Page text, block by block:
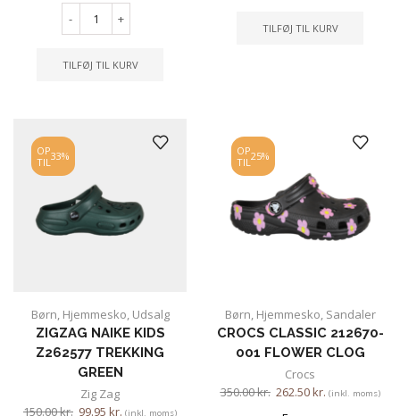
- +
TILFØJ TIL KURV
TILFØJ TIL KURV
OP
TIL 33%
Børn, Hjemmesko, Udsalg
ZIGZAG NAIKE KIDS
Z262577 TREKKING
GREEN
Zig Zag
150.00kr. 99.95 kr. (inkl. moms)
OP
TIL 25%
Børn, Hjemmesko, Sandaler
CROCS CLASSIC 212670-
001 FLOWER CLOG
Crocs
350.00kr. 262.50kr. (inkl. moms)